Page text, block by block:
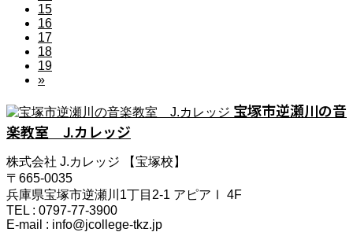
15
16
17
18
19
»
宝塚市逆瀬川の音
楽教室 J.カレッジ
株式会社 J.カレッジ 【宝塚校】
〒665-0035
兵庫県宝塚市逆瀬川1丁目2-1 アピアⅠ 4F
TEL : 0797-77-3900
E-mail : info@jcollege-tkz.jp